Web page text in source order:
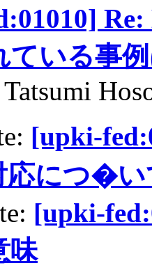
ている事
Tatsumi
[upki-
応につ�い
[upki-
味